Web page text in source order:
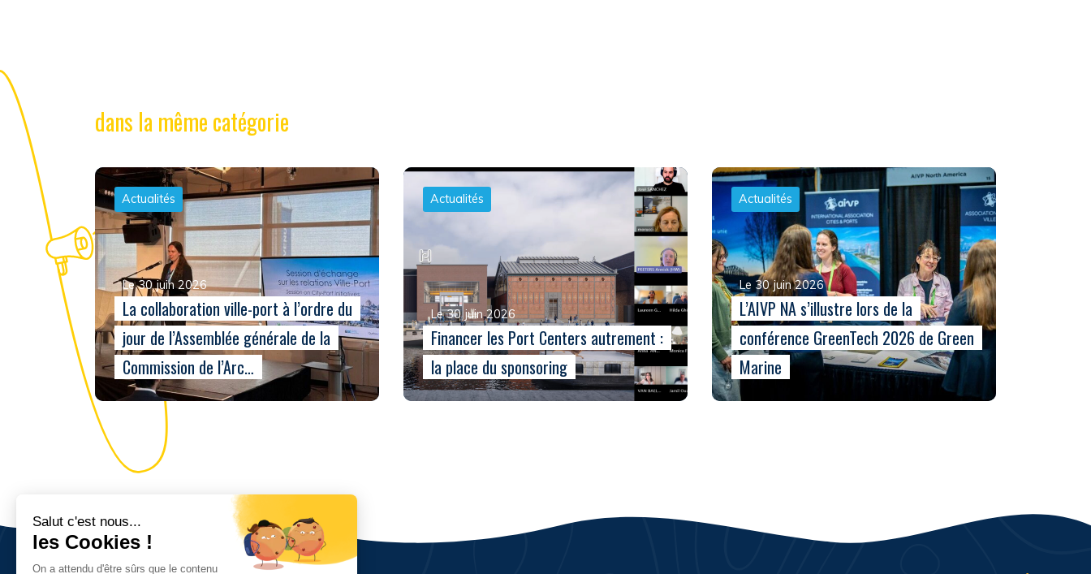
dans la même catégorie
Actualités
Le 30 juin 2026
La collaboration ville-port à l’ordre du
jour de l’Assemblée générale de la
Commission de l’Arc…
Actualités
Le 30 juin 2026
Financer les Port Centers autrement :
la place du sponsoring
Actualités
Le 30 juin 2026
L’AIVP NA s’illustre lors de la
conférence GreenTech 2026 de Green
Marine